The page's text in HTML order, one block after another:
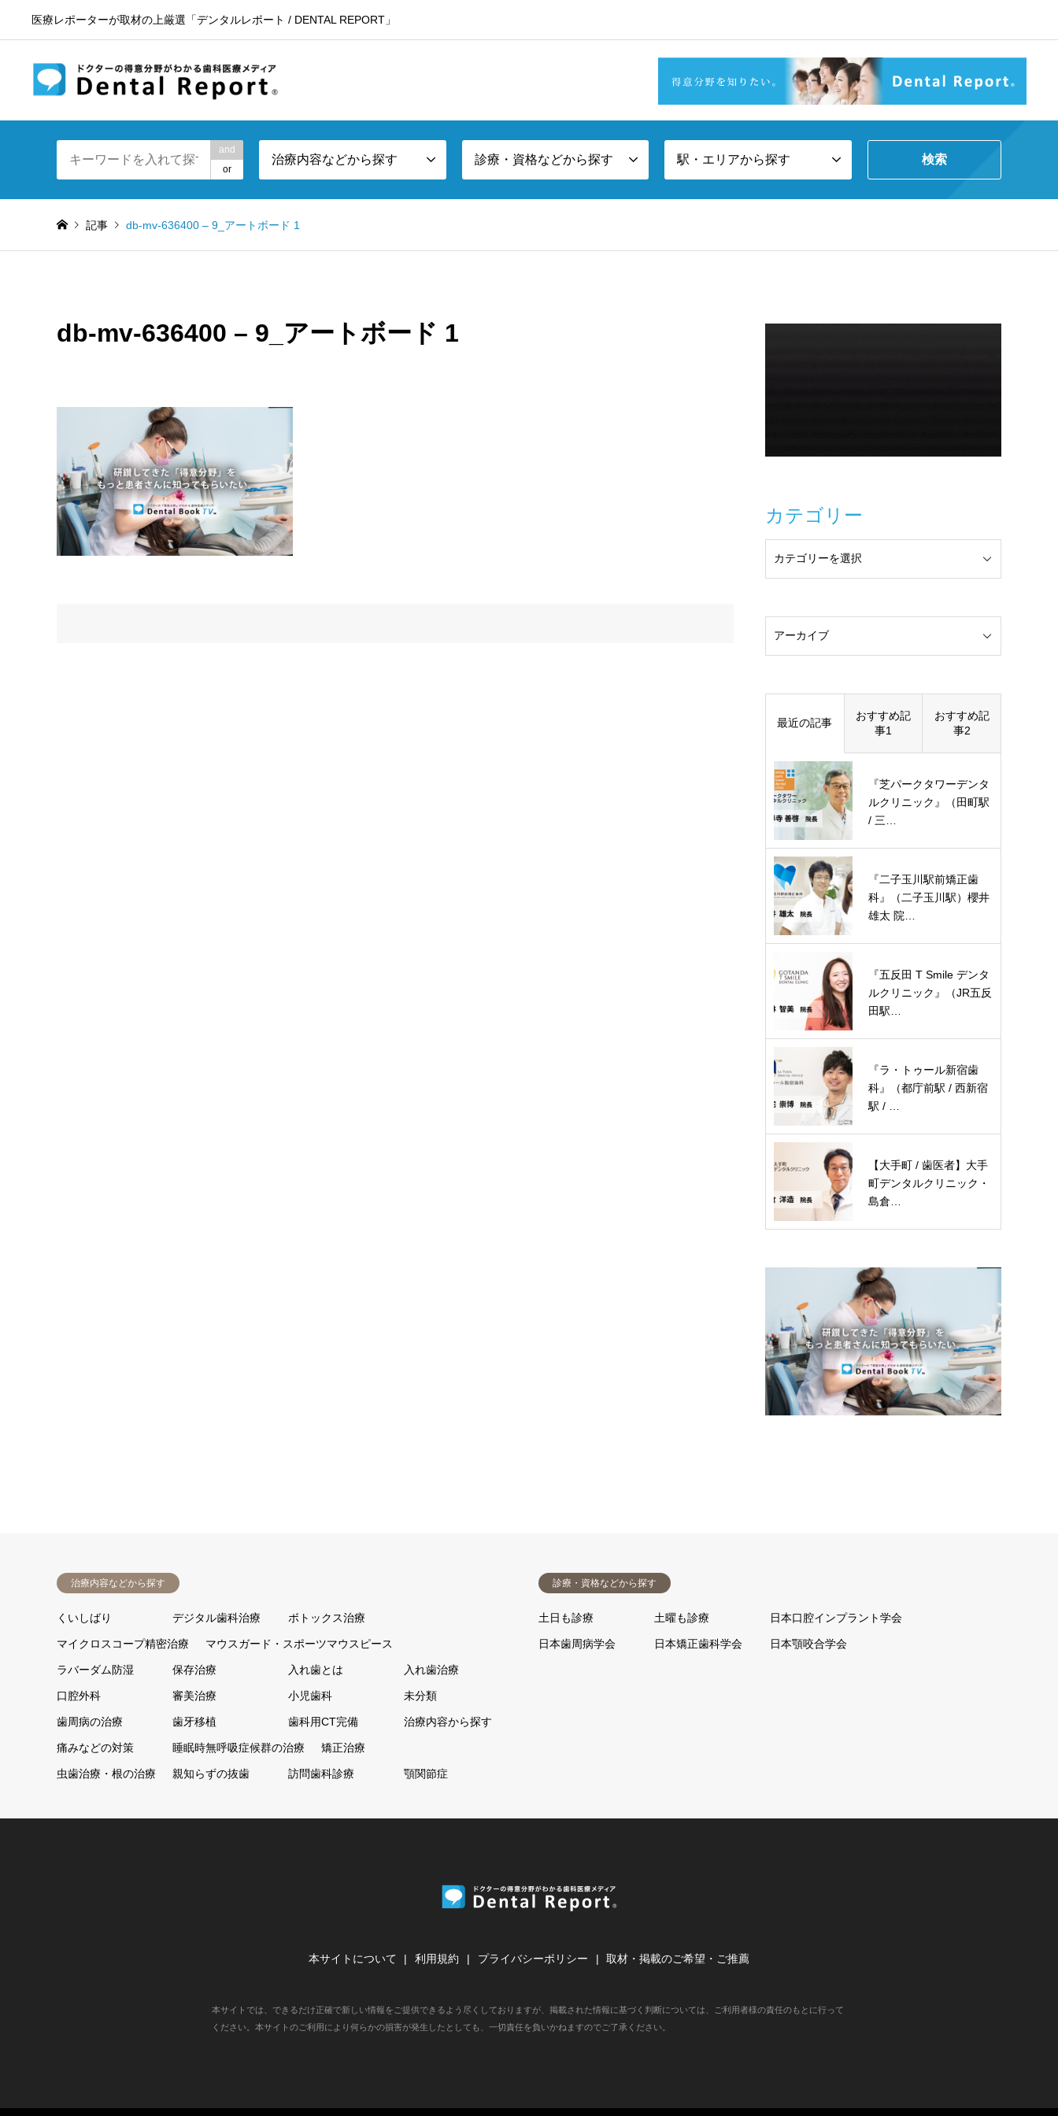
医療レポーターが取材の上厳選「デンタルレポート / DENTAL REPORT」
and
or
治療内容などから探す 診療・資格などから探す 駅・エリアから探す
記事 db-mv-636400 – 9_アートボード 1
db-mv-636400 – 9_アートボード 1
カテゴリー
最近の記事
おすすめ記
事1
おすすめ記
事2
『芝パークタワーデンタ
ルクリニック』（田町駅
/ 三…
『二子玉川駅前矯正歯
科』（二子玉川駅）櫻井
雄太 院…
『五反田 T Smile デンタ
ルクリニック』（JR五反
田駅…
『ラ・トゥール新宿歯
科』（都庁前駅 / 西新宿
駅 / …
【大手町 / 歯医者】大手
町デンタルクリニック・
島倉…
治療内容などから探す
くいしばり デジタル歯科治療 ボトックス治療
マイクロスコープ精密治療 マウスガード・スポーツマウスピース
ラバーダム防湿 保存治療 入れ歯とは 入れ歯治療
口腔外科 審美治療 小児歯科 未分類
歯周病の治療 歯牙移植 歯科用CT完備 治療内容から探す
痛みなどの対策 睡眠時無呼吸症候群の治療 矯正治療
虫歯治療・根の治療 親知らずの抜歯 訪問歯科診療 顎関節症
診療・資格などから探す
土日も診療 土曜も診療 日本口腔インプラント学会
日本歯周病学会 日本矯正歯科学会 日本顎咬合学会
本サイトについて 利用規約 プライバシーポリシー 取材・掲載のご希望・ご推薦
本サイトでは、できるだけ正確で新しい情報をご提供できるよう尽くしておりますが、掲載された情報に基づく判断については、ご利用者様の責任のもとに行って
ください。本サイトのご利用により何らかの損害が発生したとしても、一切責任を負いかねますのでご了承ください。